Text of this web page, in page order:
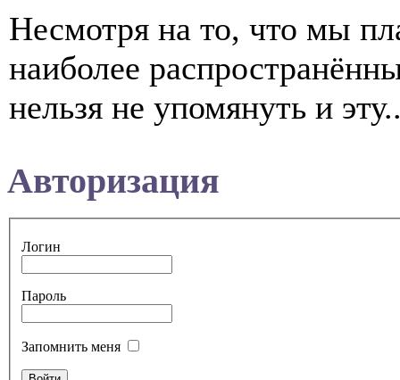
Несмотря на то, что мы
наиболее
нельзя не упомянуть и
Авторизация
Логин
Пароль
Запомнить меня